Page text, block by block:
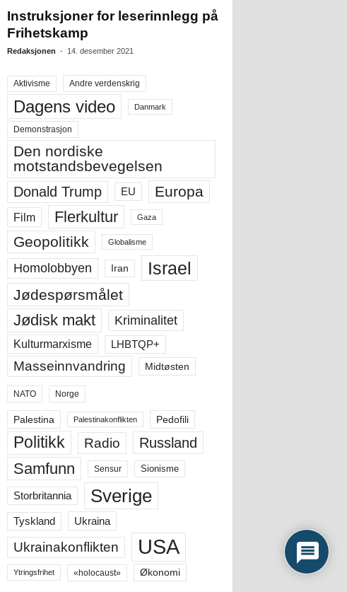
Instruksjoner for leserinnlegg på
Frihetskamp
Redaksjonen - 14. desember 2021
Aktivisme Andre verdenskrig
Dagens video Danmark
Demonstrasjon
Den nordiske
motstandsbevegelsen
Donald Trump EU Europa
Film Flerkultur Gaza
Geopolitikk Globalisme
Homolobbyen Iran Israel
Jødespørsmålet
Jødisk makt Kriminalitet
Kulturmarxisme LHBTQP+
Masseinnvandring Midtøsten
NATO Norge
Palestina Palestinakonflikten Pedofili
Politikk Radio Russland
Samfunn Sensur Sionisme
Storbritannia Sverige
Tyskland Ukraina
Ukrainakonflikten USA
Ytringsfrihet «holocaust» Økonomi